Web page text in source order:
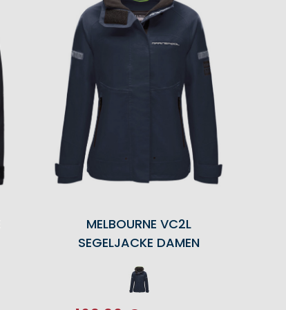
MELBOURNE VC2L
SEGELJACKE DAMEN